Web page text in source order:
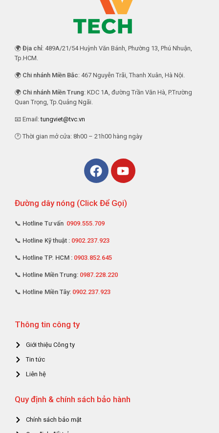
🌍 Địa chỉ: 489A/21/54 Huỳnh Văn Bánh, Phường 13, Phú Nhuận,
Tp.HCM.
🌍 Chi nhánh Miền Bắc: 467 Nguyễn Trãi, Thanh Xuân, Hà Nội.
🌍 Chi nhánh Miền Trung: KDC 1A, đường Trần Văn Hà, P.Trường
Quan Trọng, Tp.Quảng Ngãi.
📧 Email:tungviet@tvc.vn
🕐 Thời gian mở cửa: 8h00 – 21h00 hàng ngày
Đường dây nóng (Click Để Gọi)
📞 Hotline Tư vấn 0909.555.709
📞 Hotline Kỹ thuật : 0902.237.923
📞 Hotline TP. HCM : 0903.852.645
📞 Hotline Miền Trung: 0987.228.220
📞 Hotline Miền Tây: 0902.237.923
Thông tin công ty
Giới thiệu Công ty
Tin tức
Liên hệ
Quy định & chính sách bảo hành
Chính sách bảo mật